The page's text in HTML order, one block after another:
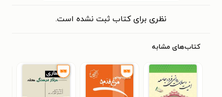
نظری برای کتاب ثبت نشده است.
کتاب‌های مشابه